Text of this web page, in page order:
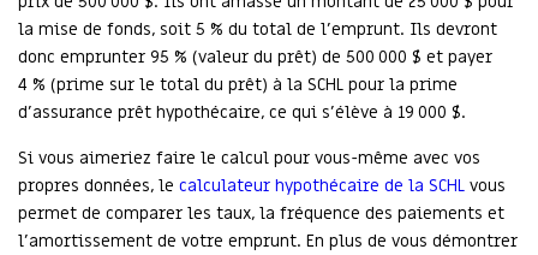
la mise de fonds, soit 5 % du total de l’emprunt. Ils devront
donc emprunter 95 % (valeur du prêt) de 500 000 $ et payer
4 % (prime sur le total du prêt) à la SCHL pour la prime
d’assurance prêt hypothécaire, ce qui s’élève à 19 000 $.
Si vous aimeriez faire le calcul pour vous-même avec vos
propres données, le calculateur hypothécaire de la SCHL vous
permet de comparer les taux, la fréquence des paiements et
l’amortissement de votre emprunt. En plus de vous démontrer